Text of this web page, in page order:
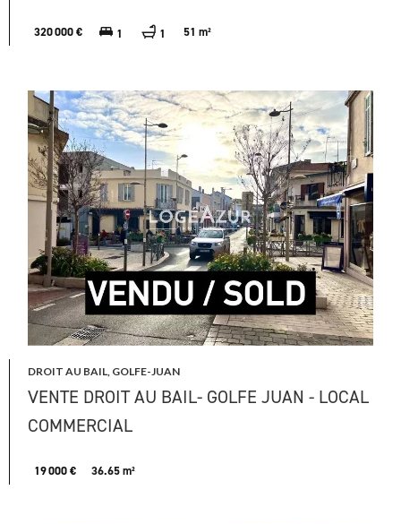
320 000 € 1 1 51 m²
DROIT AU BAIL, GOLFE-JUAN
VENTE DROIT AU BAIL- GOLFE JUAN - LOCAL
COMMERCIAL
19 000 € 36.65 m²